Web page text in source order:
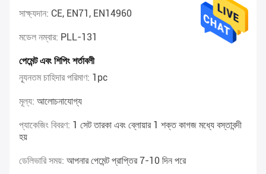
সাক্ষ্যদান: CE, EN71, EN14960
মডেল নম্বার: PLL-131
পেমেন্ট এবং শিপিং শর্তাবলী
ন্যূনতম চাহিদার পরিমাণ: 1pc
মূল্য: আলোচনাযোগ্য
প্যাকেজিং বিবরণ: 1 সেট তারকা এবং ব্লোয়ার 1 শক্ত কাগজ মধ্যে বস্তাবন্দী
হয়
ডেলিভারি সময়: আপনার পেমেন্ট প্রাপ্তির 7-10 দিন পরে